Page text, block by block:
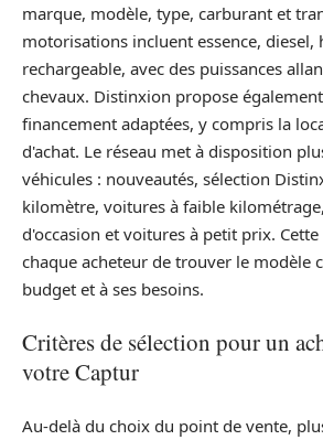
marque, modèle, type, carburant et
motorisations incluent essence,
rechargeable, avec des puissances
chevaux. Distinxion propose
financement adaptées, y compris la
d'achat. Le réseau met à disposition
véhicules : nouveautés, sélection
kilomètre, voitures à faible
d'occasion et voitures à petit prix.
chaque acheteur de trouver le modèle
budget et à ses besoins.
Critères de sélection pour un
votre Captur
Au-delà du choix du point de vente,